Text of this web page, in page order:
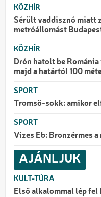
KÖZHÍR
Sérült vaddisznó miatt
metróállomást
KÖZHÍR
Drón hatolt be
majd a határtól 100
SPORT
Tromsö-sokk: amikor
SPORT
Vizes Eb: Bronzérmes
AJÁNLJUK
KULT-TÚRA
Első alkalommal lép fel